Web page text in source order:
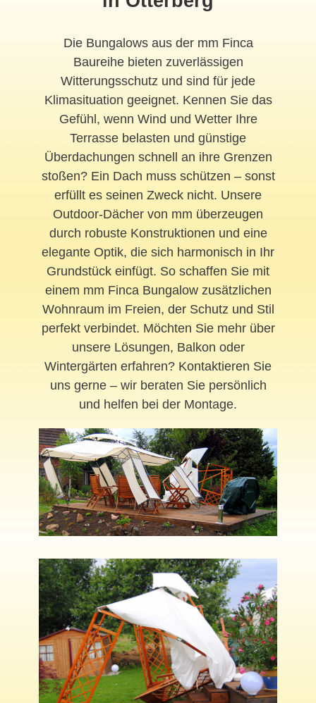
Die Bungalows aus der mm Finca
Baureihe bieten zuverlässigen
Witterungsschutz und sind für jede
Klimasituation geeignet. Kennen Sie das
Gefühl, wenn Wind und Wetter Ihre
Terrasse belasten und günstige
Überdachungen schnell an ihre Grenzen
stoßen? Ein Dach muss schützen – sonst
erfüllt es seinen Zweck nicht. Unsere
Outdoor-Dächer von mm überzeugen
durch robuste Konstruktionen und eine
elegante Optik, die sich harmonisch in Ihr
Grundstück einfügt. So schaffen Sie mit
einem mm Finca Bungalow zusätzlichen
Wohnraum im Freien, der Schutz und Stil
perfekt verbindet. Möchten Sie mehr über
unsere Lösungen, Balkon oder
Wintergärten erfahren? Kontaktieren Sie
uns gerne – wir beraten Sie persönlich
und helfen bei der Montage.